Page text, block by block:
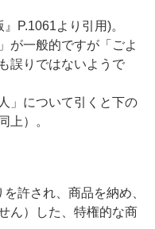
P.1061より引用)。
が一般的ですが「ごよ
誤りではないようで
」について引くと下の
上）。
許され、商品を納め、
ん）した、特権的な商